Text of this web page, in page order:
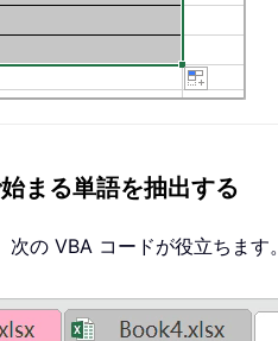
まる単語を抽出する
の VBA コードが役立ちます。